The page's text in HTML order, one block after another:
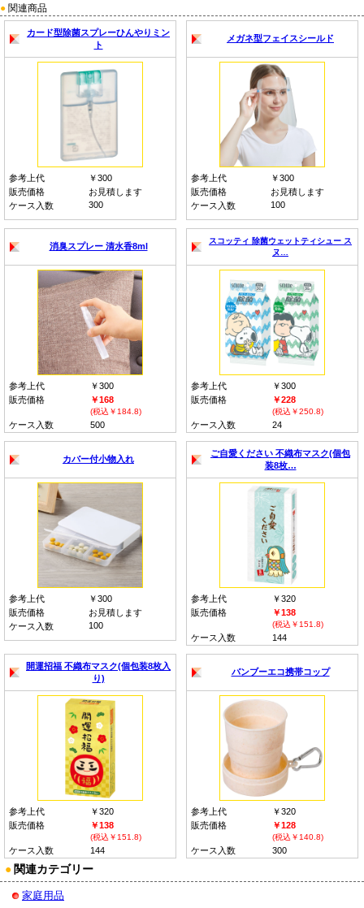
● 関連商品
カード型除菌スプレーひんやりミン
ト
参考上代
￥300
販売価格
お見積します
ケース入数
300
メガネ型フェイスシールド
参考上代
￥300
販売価格
お見積します
ケース入数
100
消臭スプレー 清水香8ml
参考上代
￥300
販売価格
￥168
(税込￥184.8)
ケース入数 500
スコッティ 除菌ウェットティシュー ス
ヌ…
参考上代
￥300
販売価格
￥228
(税込￥250.8)
ケース入数 24
カバー付小物入れ
参考上代
￥300
販売価格
お見積します
ケース入数
100
ご自愛ください 不織布マスク(個包
装8枚…
参考上代
￥320
販売価格
￥138
(税込￥151.8)
ケース入数 144
開運招福 不織布マスク(個包装8枚入
り)
参考上代
￥320
販売価格
￥138
(税込￥151.8)
ケース入数 144
バンブーエコ携帯コップ
参考上代
￥320
販売価格
￥128
(税込￥140.8)
ケース入数 300
● 関連カテゴリー
家庭用品